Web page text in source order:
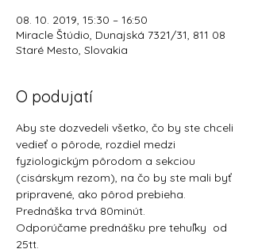
08. 10. 2019, 15:30 – 16:50
Miracle Štúdio, Dunajská 7321/31, 811 08
Staré Mesto, Slovakia
O podujatí
Aby ste dozvedeli všetko, čo by ste chceli
vedieť o pôrode, rozdiel medzi
fyziologickým pôrodom a sekciou
(cisárskym rezom), na čo by ste mali byť
pripravené, ako pôrod prebieha.
Prednáška trvá 80minút.
Odporúčame prednášku pre tehuľky  od
25tt.